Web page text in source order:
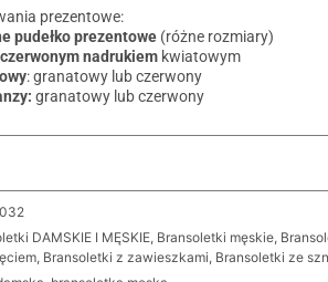
prezentowe:
pudełko prezentowe (różne rozmiary)
czerwonym nadrukiem kwiatowym
: granatowy lub czerwony
granatowy lub czerwony
DAMSKIE I MĘSKIE, Bransoletki męskie,
, Bransoletki z zawieszkami, Bransoletki ze